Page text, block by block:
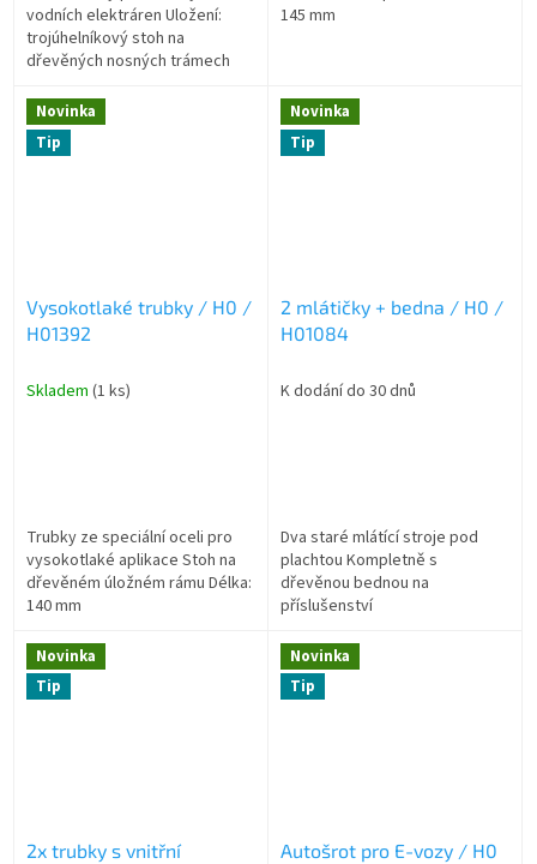
vodních elektráren Uložení:
trojúhelníkový stoh na
dřevěných nosných trámech
145 mm
Novinka
Tip
Vysokotlaké trubky / H0 /
H01392
Skladem (1 ks)
Trubky ze speciální oceli pro
vysokotlaké aplikace Stoh na
dřevěném úložném rámu Délka:
140 mm
Novinka
Tip
2 mlátičky + bedna / H0 /
H01084
K dodání do 30 dnů
Dva staré mlátící stroje pod
plachtou Kompletně s
dřevěnou bednou na
příslušenství
Novinka
Tip
2x trubky s vnitřní
Novinka
Tip
Autošrot pro E-vozy / H0